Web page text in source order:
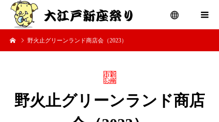
野火止グリーンランド商店会（2023）
野火止グリーンランド商店